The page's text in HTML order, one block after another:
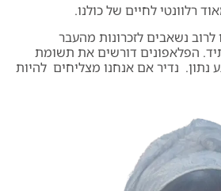
רלוונטי לחיים של כולנו.
נשאבים לזכרונות מהעבר
הפלאפונים דורשים את תשומת
נדיר אם אנחנו מצליחים להיות